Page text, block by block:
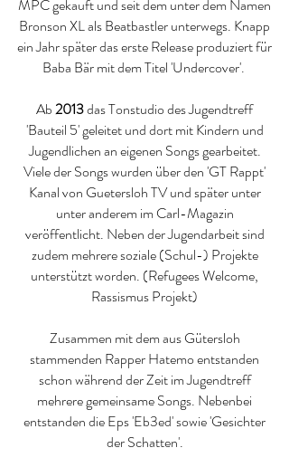
MPC gekauft und seit dem unter dem Namen
Bronson XL als Beatbastler unterwegs. Knapp
ein Jahr später das erste Release produziert für
Baba Bär mit dem Titel 'Undercover'.
Ab2013das Tonstudio des Jugendtreff
'Bauteil 5' geleitet und dort mit Kindern und
Jugendlichen an eigenen Songs gearbeitet.
Viele der Songs wurden über den 'GT Rappt'
Kanal von Guetersloh TV und später unter
unter anderem im Carl-Magazin
veröffentlicht. Neben der Jugendarbeit sind
zudem mehrere soziale (Schul-) Projekte
unterstützt worden. (Refugees Welcome,
Rassismus Projekt)
Zusammen mit dem aus Gütersloh
stammenden Rapper Hatemo entstanden
schon während der Zeit im Jugendtreff
mehrere gemeinsame Songs. Nebenbei
entstanden die Eps 'Eb3ed' sowie 'Gesichter
der Schatten'.